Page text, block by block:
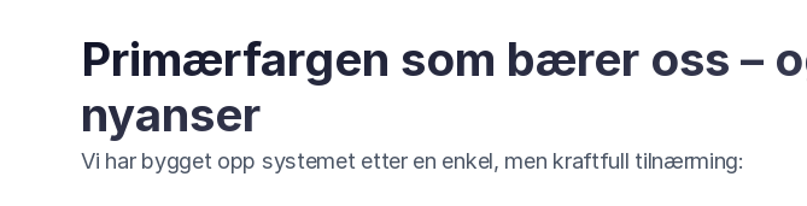
Primærfargen som bærer oss –
nyanser
Vi har bygget opp systemet etter en enkel, men kraftfull tilnærming: